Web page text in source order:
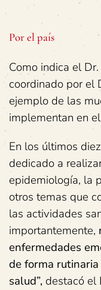
Por el país
Como indica el
coordinado por el
ejemplo de las
implementan en
En los últimos
dedicado a
epidemiología, la
otros temas que
las actividades
importantemente,
enfermedades
de forma
salud”, destacó el